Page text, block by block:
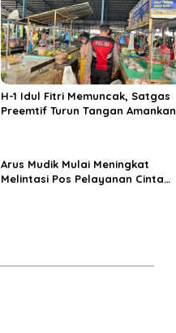
H-1 Idul Fitri Memuncak, Satgas
Preemtif Turun Tangan Amankan
Arus Mudik Mulai Meningkat
Melintasi Pos Pelayanan Cinta